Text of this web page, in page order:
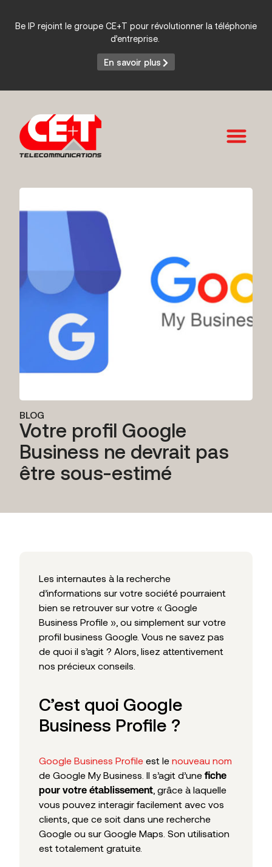
Be IP rejoint le groupe CE+T pour révolutionner la téléphonie
d’entreprise.
En savoir plus
BLOG
Votre profil Google
Business ne devrait pas
être sous-estimé
Les internautes à la recherche
d’informations sur votre société pourraient
bien se retrouver sur votre « Google
Business Profile », ou simplement sur votre
profil business Google. Vous ne savez pas
de quoi il s’agit ? Alors, lisez attentivement
nos précieux conseils.
C’est quoi Google
Business Profile ?
Google Business Profile est le nouveau nom
de Google My Business. Il s’agit d’une fiche
pour votre établissement , grâce à laquelle
vous pouvez interagir facilement avec vos
clients, que ce soit dans une recherche
Google ou sur Google Maps. Son utilisation
est totalement gratuite.